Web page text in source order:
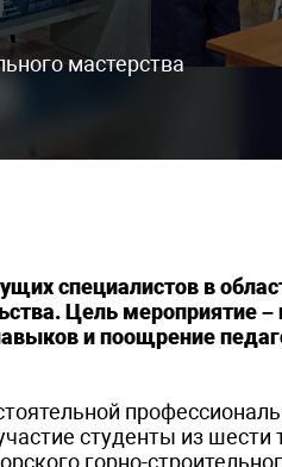
мастерства
специалистов в
Цель мероприятие
и поощрение
студенты из шести
горно-